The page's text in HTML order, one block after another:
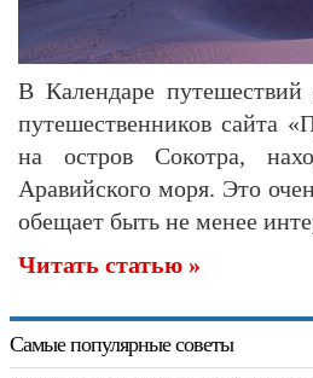
В Календаре
путешественников сайта
на остров Сокотра,
Аравийского моря. Это
обещает быть не менее
Читать статью »
Самые популярные советы